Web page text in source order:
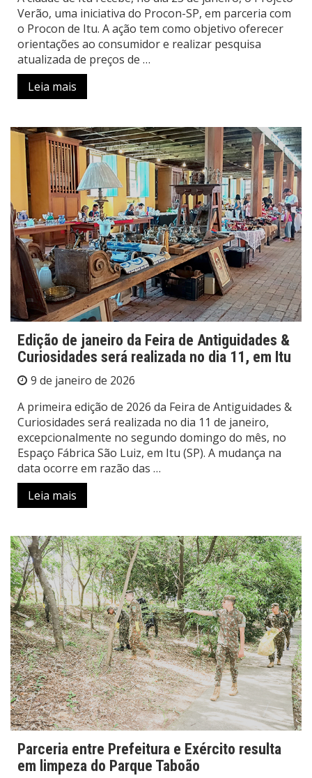
Verão, uma iniciativa do Procon-SP, em parceria com
o Procon de Itu. A ação tem como objetivo oferecer
orientações ao consumidor e realizar pesquisa
atualizada de preços de …
Leia mais
Edição de janeiro da Feira de Antiguidades &
Curiosidades será realizada no dia 11, em Itu
9 de janeiro de 2026
A primeira edição de 2026 da Feira de Antiguidades &
Curiosidades será realizada no dia 11 de janeiro,
excepcionalmente no segundo domingo do mês, no
Espaço Fábrica São Luiz, em Itu (SP). A mudança na
data ocorre em razão das …
Leia mais
Parceria entre Prefeitura e Exército resulta
em limpeza do Parque Taboão